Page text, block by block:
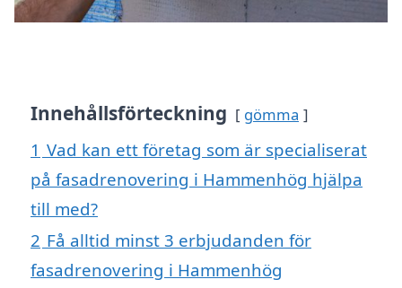
Innehållsförteckning gömma
1 Vad kan ett företag som är specialiserat
på fasadrenovering i Hammenhög hjälpa
till med?
2 Få alltid minst 3 erbjudanden för
fasadrenovering i Hammenhög